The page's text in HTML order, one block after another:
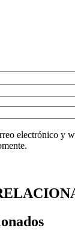
electrónico y